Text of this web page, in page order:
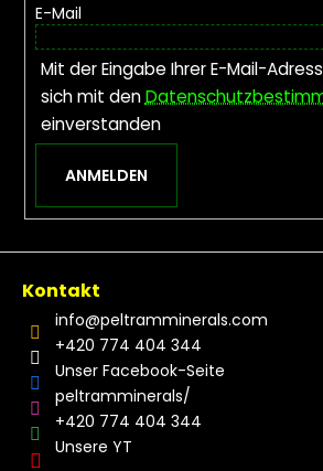
E-Mail
Mit der Eingabe Ihrer E-Mail-
sich mit den
einverstanden
ANMELDEN
Kontakt
info@peltramminerals.com
+420 774 404 344
Unser Facebook-Seite
peltramminerals/
+420 774 404 344
Unsere YT